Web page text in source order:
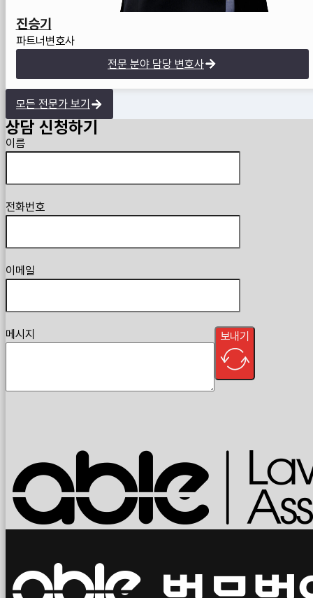
진승기
파트너변호사
전문 분야 담당 변호사
모든 전문가 보기
상담 신청하기
이름
전화번호
이메일
메시지 보내기
Guardian